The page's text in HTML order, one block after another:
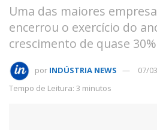
Uma das maiores
encerrou o exercício do
crescimento de quase 30%
por INDÚSTRIA NEWS
07/
Tempo de Leitura: 3 minutos